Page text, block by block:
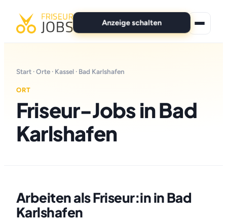
Anzeige schalten
Für Bewerber
Marken
Start ·Orte · Kassel · Bad Karlshafen
ORT
Friseur-Jobs in Bad
Karlshafen
Arbeiten als Friseur:in in Bad
Karlshafen